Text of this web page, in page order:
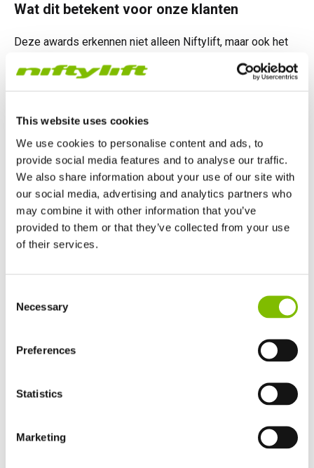
This website uses cookies
We use cookies to personalise content and ads, to
provide social media features and to analyse our traffic.
We also share information about your use of our site with
our social media, advertising and analytics partners who
may combine it with other information that you’ve
provided to them or that they’ve collected from your use
of their services.
Selection
Necessary
Preferences
Statistics
Marketing
Wat dit betekent voor onze klanten
Deze awards erkennen niet alleen Niftylift, maar ook het
succes van onze klanten en partners.
Niftylift verhuurbedrijven om kosten te verlagen en
Reactie van Niftylift
Van links naar rechts: Mike Clegg, Managing Director van PSM
Plant & Tool Hire (sponsor), John Keely, Managing Director van
Verenigde Staten
Frankrijk
Deutsch
Español